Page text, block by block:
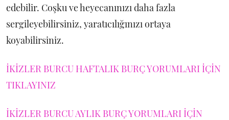
edebilir. Coşku ve heyecanınızı daha fazla
sergileyebilirsiniz, yaratıcılığınızı ortaya
koyabilirsiniz.
İKİZLER BURCU HAFTALIK BURÇ YORUMLARI İÇİN
TIKLAYINIZ
İKİZLER BURCU AYLIK BURÇ YORUMLARI İÇİN